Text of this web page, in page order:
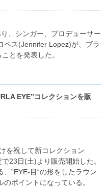
、シンガー、プロデューサー
ペス(Jennifer Lopez)が、ブラ
とを発表した。
EYE”コレクションを販
を祝して新コレクション
で23日(土)より販売開始した。
”EYE-目“の形をしたラウン
ポイントになっている。